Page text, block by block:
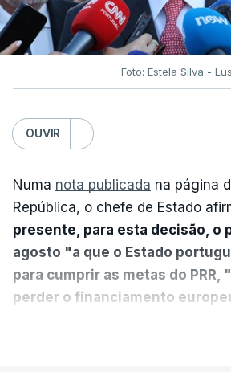
Foto: Estela Silva -
OUVIR
Numa nota publicada na página
República, o chefe de Estado
presente, para esta decisão, o
agosto "a que o Estado
para cumprir as metas do PRR,
perder o financiamento